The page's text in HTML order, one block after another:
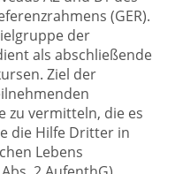
(GER).
der
als abschließende
Ziel der
zu vermitteln, die es
die Hilfe Dritter in
Lebens